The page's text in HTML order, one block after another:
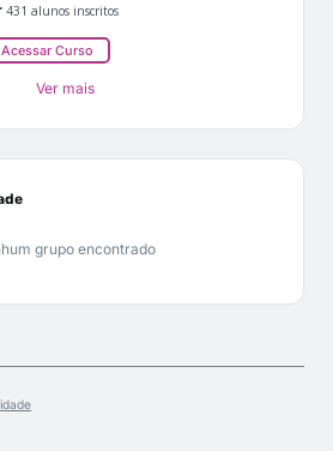
431 alunos inscritos
Acessar Curso
Ver mais
grupo encontrado